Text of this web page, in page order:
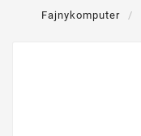
Fajnykomputer